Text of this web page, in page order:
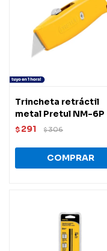
Trincheta retráctil
metal Pretul NM-6P
$ 291 $306